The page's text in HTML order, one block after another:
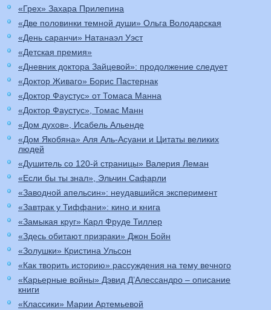
«Грех» Захара Прилепина
«Две половинки темной души» Ольга Володарская
«День саранчи» Натанаэл Уэст
«Детская премия»
«Дневник доктора Зайцевой»: продолжение следует
«Доктор Живаго» Борис Пастернак
«Доктор Фаустус» от Томаса Манна
«Доктор Фаустус», Томас Манн
«Дом духов», Исабель Альенде
«Дом Якобяна» Аля Аль-Асуани и Цитаты великих
людей
«Душитель со 120-й страницы» Валерия Леман
«Если бы ты знал», Эльчин Сафарли
«Заводной апельсин»: неудавшийся эксперимент
«Завтрак у Тиффани»: кино и книга
«Замыкая круг» Карл Фруде Тиллер
«Здесь обитают призраки» Джон Бойн
«Золушки» Кристина Ульсон
«Как творить историю» рассуждения на тему вечного
«Карьерные войны» Дэвид Д’Алессандро – описание
книги
«Классики» Марии Артемьевой